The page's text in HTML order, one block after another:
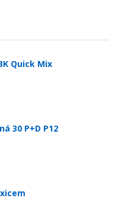
Quick Mix
30 P+D P12